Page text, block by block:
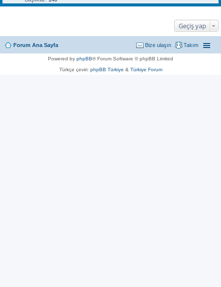
Geçiş yap
Forum Ana Sayfa Takım
Bize ulaşın
Powered by phpBB® Forum Software © phpBB Limited
Türkçe çeviri: phpBB Türkiye & Türkiye Forum